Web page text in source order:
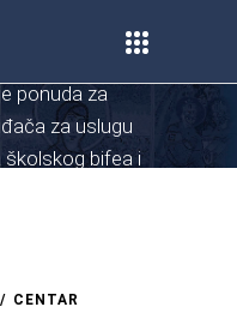
ponuda za
za uslugu
bifea i
CENTAR